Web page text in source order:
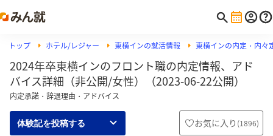
トップ ホテル/レジャー 東横インの就活情報 東横インの内定・内々
2024年卒東横インのフロント職の内定情報、アド
バイス詳細（非公開/女性）（2023-06-22公開）
内定承諾・辞退理由・アドバイス
体験記を投稿する お気に入り (1896)